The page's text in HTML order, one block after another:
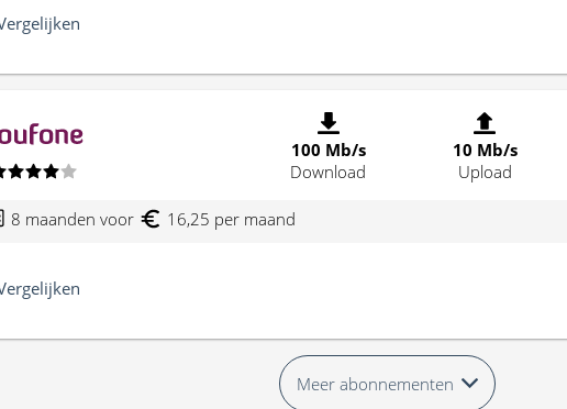
100 Mb/s
Download
10 Mb/s
Upload
8 maanden voor 16,25 per maand
Meer abonnementen